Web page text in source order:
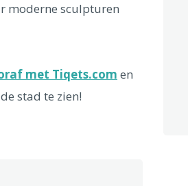
moderne sculpturen
met Tiqets.com en
stad te zien!